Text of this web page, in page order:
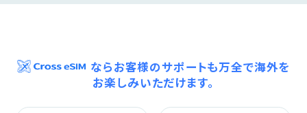
ならお客様のサポートも万全で海外を
お楽しみいただけます。